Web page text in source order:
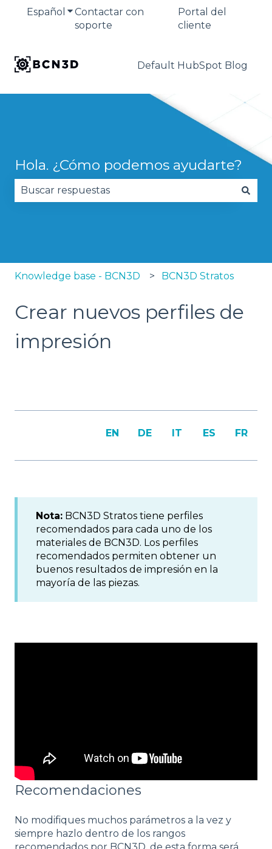
Español Traducciones de Mostrar submenú de
Contactar con
soporte
Portal del
cliente
Default HubSpot Blog
Hola. ¿Cómo podemos ayudarte?
Knowledge base - BCN3D BCN3D Stratos
Crear nuevos perfiles de
impresión
EN DE IT ES FR
Nota: BCN3D Stratos tiene perfiles
recomendados para cada uno de los
materiales de BCN3D. Los perfiles
recomendados permiten obtener un
buenos resultados de impresión en la
mayoría de las piezas.
Recomendaciones
No modifiques muchos parámetros a la vez y
siempre hazlo dentro de los rangos